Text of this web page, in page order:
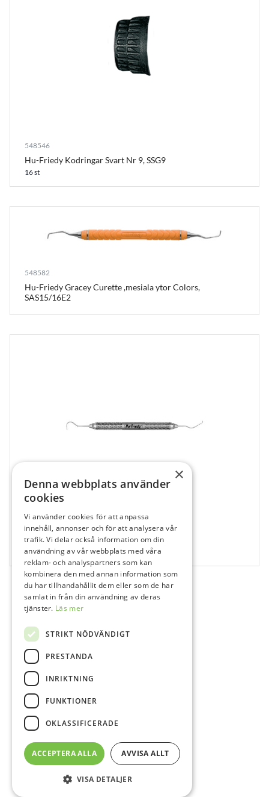
548546
Hu-Friedy Kodringar Svart Nr 9, SSG9
16 st
548582
Hu-Friedy Gracey Curette ,mesiala ytor Colors,
SAS15/16E2
548474
Hu-Friedy Sond #5 hdl #6, EXD56
1 st
×
Denna webbplats använder
cookies
Vi använder cookies för att anpassa
innehåll, annonser och för att analysera vår
trafik. Vi delar också information om din
användning av vår webbplats med våra
reklam- och analyspartners som kan
kombinera den med annan information som
du har tillhandahållit dem eller som de har
samlat in från din användning av deras
tjänster. Läs mer
STRIKT NÖDVÄNDIGT
PRESTANDA
INRIKTNING
FUNKTIONER
OKLASSIFICERADE
ACCEPTERA ALLA AVVISA ALLT
VISA DETALJER